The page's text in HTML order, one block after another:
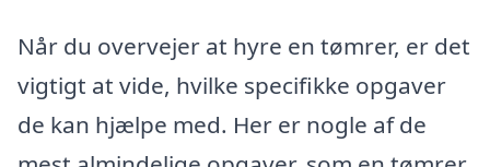
Når du overvejer at hyre en tømrer, er det
vigtigt at vide, hvilke specifikke opgaver
de kan hjælpe med. Her er nogle af de